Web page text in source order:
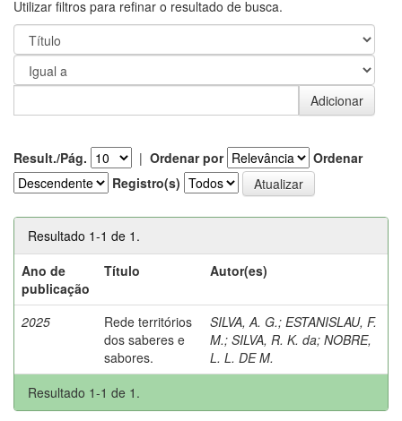
Utilizar filtros para refinar o resultado de busca.
Result./Pág. | Ordenar por
Ordenar
Registro(s)
Resultado 1-1 de 1.
Ano de
publicação
Título Autor(es)
2025
Rede territórios
dos saberes e
sabores.
SILVA, A. G.; ESTANISLAU, F.
M.; SILVA, R. K. da; NOBRE,
L. L. DE M.
Resultado 1-1 de 1.